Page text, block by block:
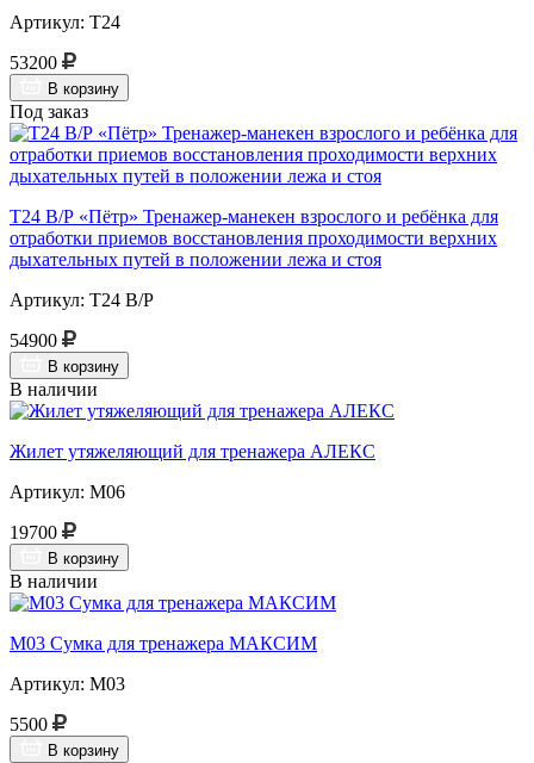
Артикул: Т24
53200
В корзину
Под заказ
Т24 В/Р «Пётр» Тренажер-манекен взрослого и ребёнка для
отработки приемов восстановления проходимости верхних
дыхательных путей в положении лежа и стоя
Артикул: Т24 В/Р
54900
В корзину
В наличии
Жилет утяжеляющий для тренажера АЛЕКС
Артикул: М06
19700
В корзину
В наличии
М03 Сумка для тренажера МАКСИМ
Артикул: М03
5500
В корзину